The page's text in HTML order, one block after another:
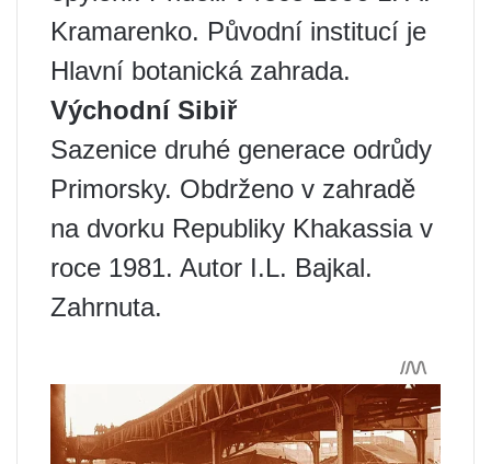
Kramarenko. Původní institucí je
Hlavní botanická zahrada.
Východní Sibiř
Sazenice druhé generace odrůdy
Primorsky. Obdrženo v zahradě
na dvorku Republiky Khakassia v
roce 1981. Autor I.L. Bajkal.
Zahrnuta.